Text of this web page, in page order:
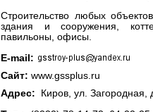
Строительство любых
здания и сооружения,
павильоны, офисы.
E-mail:
Сайт: www.gssplus.ru
Адрес: Киров, yл. Зaгopoднaя,